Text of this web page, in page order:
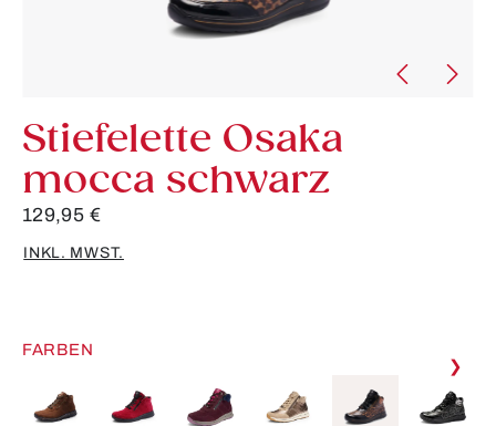
Stiefelette Osaka
mocca schwarz
129,95 €
INKL. MWST.
FARBEN
❯